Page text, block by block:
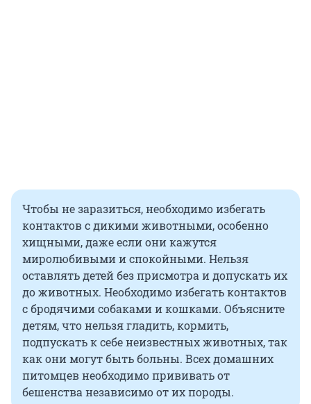
Чтобы не заразиться, необходимо избегать
контактов с дикими животными, особенно
хищными, даже если они кажутся
миролюбивыми и спокойными. Нельзя
оставлять детей без присмотра и допускать их
до животных. Необходимо избегать контактов
с бродячими собаками и кошками. Объясните
детям, что нельзя гладить, кормить,
подпускать к себе неизвестных животных, так
как они могут быть больны. Всех домашних
питомцев необходимо прививать от
бешенства независимо от их породы.